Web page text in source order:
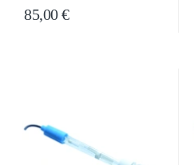
85,00 €